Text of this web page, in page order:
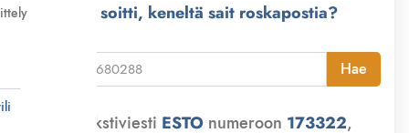
Kuka soitti, keneltä sait roskapostia?
Hae
Lähetä tekstiviesti ESTO numeroon 173322,